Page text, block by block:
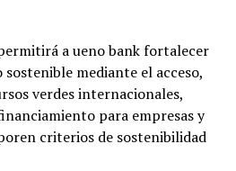
a ueno bank fortalecer
mediante el acceso,
verdes internacionales,
para empresas y
criterios de sostenibilidad